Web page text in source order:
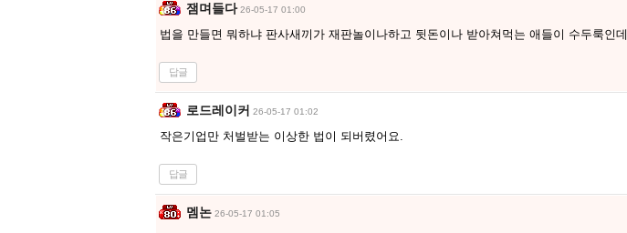
잼며들다 26-05-17 01:00
법을 만들면 뭐하냐 판사새끼가 재판놀이나하고 뒷돈이나 받아쳐먹는 애들이 수두룩인데
답글
로드레이커 26-05-17 01:02
작은기업만 처벌받는 이상한 법이 되버렸어요.
답글
멤논 26-05-17 01:05